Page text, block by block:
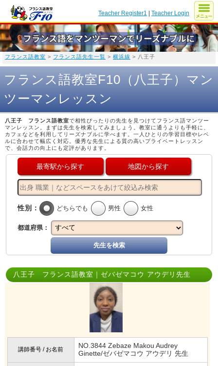
Teacher Register1 |Teacher Login
フランス語教室 > フランス語先生一覧 > 横浜線 > 八王子
フランス語教室F10（八王子）マン
ツーマンレッスン
八王子 フランス語教室で相性ぴったりの先生を見つけてフランス語マンツー
マンレッスン。まずは先生を検索してみましょう。教室に通うよりも手軽に、
カフェなどを利用してリーズナブルに学べます。一人ひとりの学習目標やレベ
ルに合わせて幅広く対応。優秀な先生による質の高いプライベートレッスン
で、会話力の向上にも定評があります。
最寄駅から探す 地図から探す
性別： どちらでも 男性 女性
都道府県：
先生を検索
八王子 フランス語教室｜ゼバゼマコウ アウデリ先生
講師番号 / お名前
NO.3844 Zebaze Makou Audrey
Ginette/ゼバゼマコウ アウデリ 先生